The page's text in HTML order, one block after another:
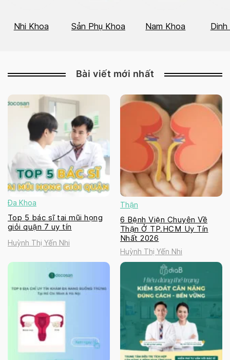
Nhi Khoa Sản Phụ Khoa Nam Khoa Dinh
Bài viết mới nhất
Đa Khoa
Top 5 bác sĩ tai mũi họng
giỏi quận 7 uy tín
Huỳnh Thị Yến Nhi
Thận
6 Bệnh Viện Chuyên Về
Thận Ở TP.HCM Uy Tín
Nhất 2026
Huỳnh Thị Yến Nhi